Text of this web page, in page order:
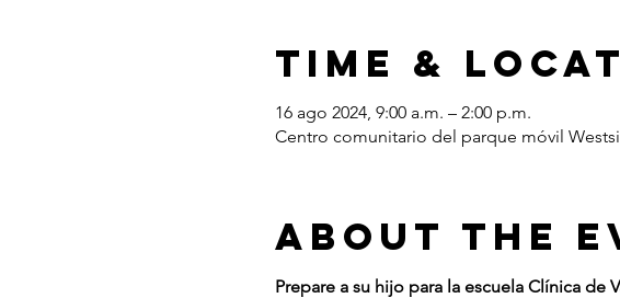
Time &
16 ago 2024, 9:00 a.m. – 2:00 p.m.
Centro comunitario del parque móvil
About the
Prepare a su hijo para la escuela Clínica de